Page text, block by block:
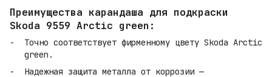
Преимущества карандаша для подкраски
Skoda 9559 Arctic green:
Точно соответствует фирменному цвету Skoda Arctic
green.
Надежная защита металла от коррозии —